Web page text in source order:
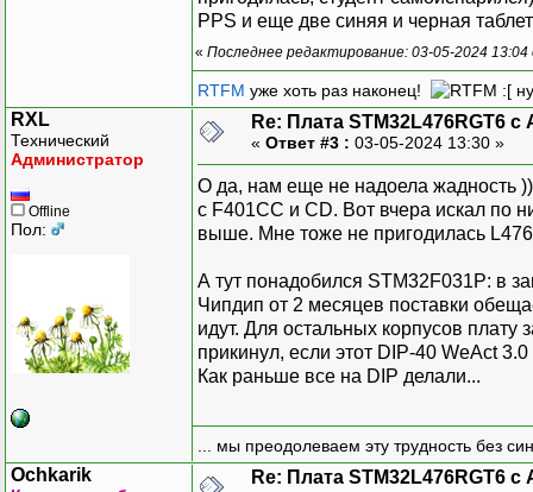
PPS и еще две синяя и черная
« Последнее редактирование: 03-05-2024
RTFM уже хоть раз наконец! :[
RXL
Технический
Администратор
Offline
Пол:
Re: Плата STM32L476RGT6
« Ответ #3 : 03-05-2024 13:30 »
О да, нам еще не надоела жадность
с F401CC и CD. Вот вчера искал по
выше. Мне тоже не пригодилась
А тут понадобился STM32F031P: в
Чипдип от 2 месяцев поставки
идут. Для остальных корпусов плату
прикинул, если этот DIP-40 WeAct
Как раньше все на DIP делали...
... мы преодолеваем эту трудность без
Ochkarik Re: Плата STM32L476RGT6